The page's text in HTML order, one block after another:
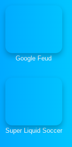
Google Feud
Super Liquid Soccer